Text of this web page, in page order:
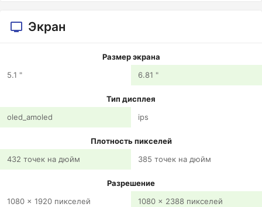
Экран
Размер экрана
5.1 "
6.81 "
Тип дисплея
oled_amoled
ips
Плотность пикселей
432 точек на дюйм
385 точек на дюйм
Разрешение
1080 x 1920 пикселей
1080 x 2388 пикселей